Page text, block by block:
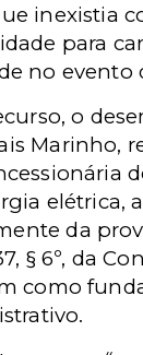
inexistia
para
no evento
o
Marinho,
elétrica,
da
§ 6º, da
como